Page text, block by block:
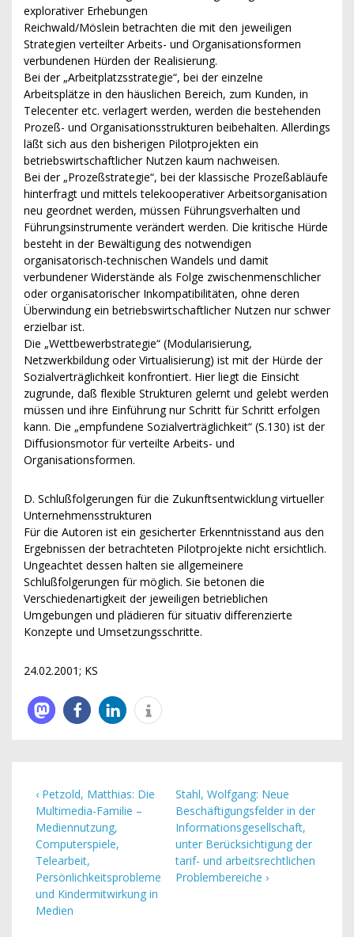
explorativer Erhebungen
Reichwald/Möslein betrachten die mit den jeweiligen
Strategien verteilter Arbeits- und Organisationsformen
verbundenen Hürden der Realisierung.
Bei der „Arbeitplatzsstrategie“, bei der einzelne
Arbeitsplätze in den häuslichen Bereich, zum Kunden, in
Telecenter etc. verlagert werden, werden die bestehenden
Prozeß- und Organisationsstrukturen beibehalten. Allerdings
läßt sich aus den bisherigen Pilotprojekten ein
betriebswirtschaftlicher Nutzen kaum nachweisen.
Bei der „Prozeßstrategie“, bei der klassische Prozeßabläufe
hinterfragt und mittels telekooperativer Arbeitsorganisation
neu geordnet werden, müssen Führungsverhalten und
Führungsinstrumente verändert werden. Die kritische Hürde
besteht in der Bewältigung des notwendigen
organisatorisch-technischen Wandels und damit
verbundener Widerstände als Folge zwischenmenschlicher
oder organisatorischer Inkompatibilitäten, ohne deren
Überwindung ein betriebswirtschaftlicher Nutzen nur schwer
erzielbar ist.
Die „Wettbewerbstrategie“ (Modularisierung,
Netzwerkbildung oder Virtualisierung) ist mit der Hürde der
Sozialverträglichkeit konfrontiert. Hier liegt die Einsicht
zugrunde, daß flexible Strukturen gelernt und gelebt werden
müssen und ihre Einführung nur Schritt für Schritt erfolgen
kann. Die „empfundene Sozialverträglichkeit“ (S.130) ist der
Diffusionsmotor für verteilte Arbeits- und
Organisationsformen.
D. Schlußfolgerungen für die Zukunftsentwicklung virtueller
Unternehmensstrukturen
Für die Autoren ist ein gesicherter Erkenntnisstand aus den
Ergebnissen der betrachteten Pilotprojekte nicht ersichtlich.
Ungeachtet dessen halten sie allgemeinere
Schlußfolgerungen für möglich. Sie betonen die
Verschiedenartigkeit der jeweiligen betrieblichen
Umgebungen und plädieren für situativ differenzierte
Konzepte und Umsetzungsschritte.
24.02.2001; KS
‹ Petzold, Matthias: Die
Multimedia-Familie –
Mediennutzung,
Computerspiele,
Telearbeit,
Persönlichkeitsprobleme
und Kindermitwirkung in
Medien
Stahl, Wolfgang: Neue
Beschäftigungsfelder in der
Informationsgesellschaft,
unter Berücksichtigung der
tarif- und arbeitsrechtlichen
Problembereiche ›